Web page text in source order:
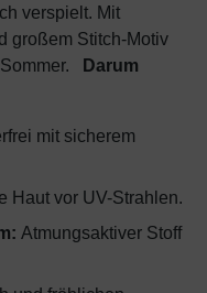
verspielt. Mit
großem Stitch-Motiv
Darum
mit sicherem
Haut vor UV-Strahlen.
Atmungsaktiver Stoff